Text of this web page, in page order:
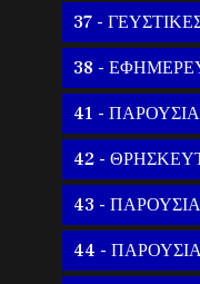
37 -
38 -
41 -
42 -
43 -
44 -